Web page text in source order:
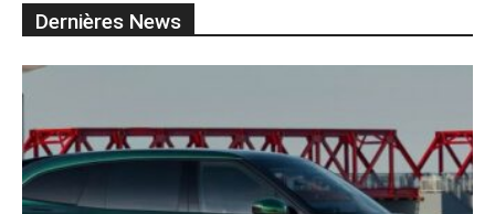
Dernières News